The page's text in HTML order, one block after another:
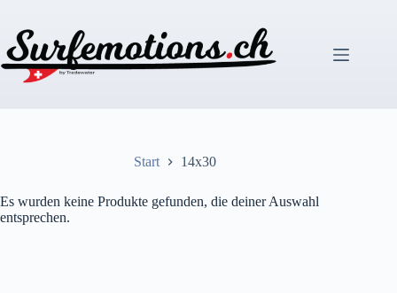
springen
Start 14x30
Es wurden keine Produkte gefunden, die deiner Auswahl
entsprechen.